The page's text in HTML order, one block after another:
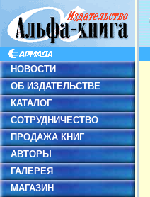
НОВОСТИ
ОБ ИЗДАТЕЛЬСТВЕ
КАТАЛОГ
СОТРУДНИЧЕСТВО
ПРОДАЖА КНИГ
АВТОРЫ
ГАЛЕРЕЯ
МАГАЗИН